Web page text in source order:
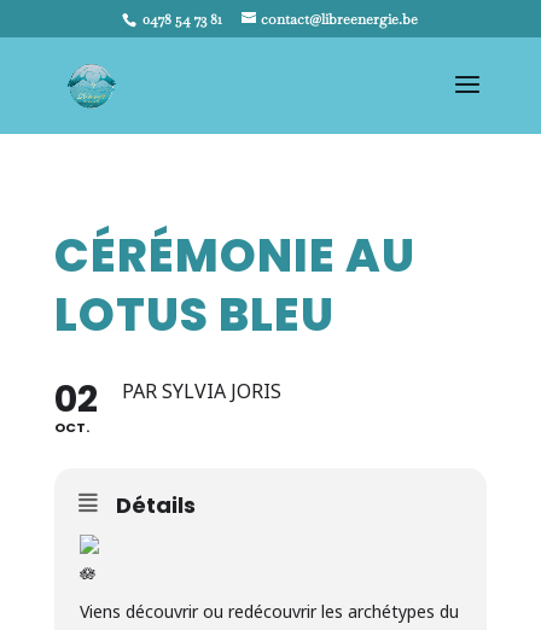
0478 54 73 81 contact@libreenergie.be
CÉRÉMONIE AU
LOTUS BLEU
02
OCT.
PAR SYLVIA JORIS
Détails
Viens découvrir ou redécouvrir les archétypes du